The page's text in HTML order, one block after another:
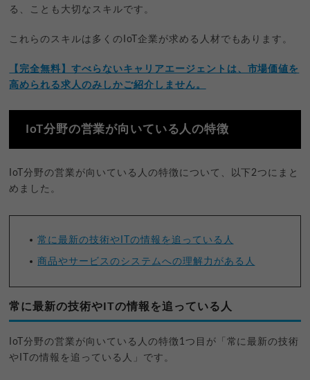
る、ことも大切なスキルです。
これらのスキルは多くのIoT企業が求める人材でもあります。
【完全無料】すべらないキャリアエージェントは、市場価値を
高められる求人のみしかご紹介しません。
IoT分野の営業が向いている人の特徴
IoT分野の営業が向いている人の特徴について、以下2つにまと
めました。
常に最新の技術やITの情報を追っている人
商品やサービスのシステムへの理解力がある人
常に最新の技術やITの情報を追っている人
IoT分野の営業が向いている人の特徴1つ目が「常に最新の技術
やITの情報を追っている人」です。